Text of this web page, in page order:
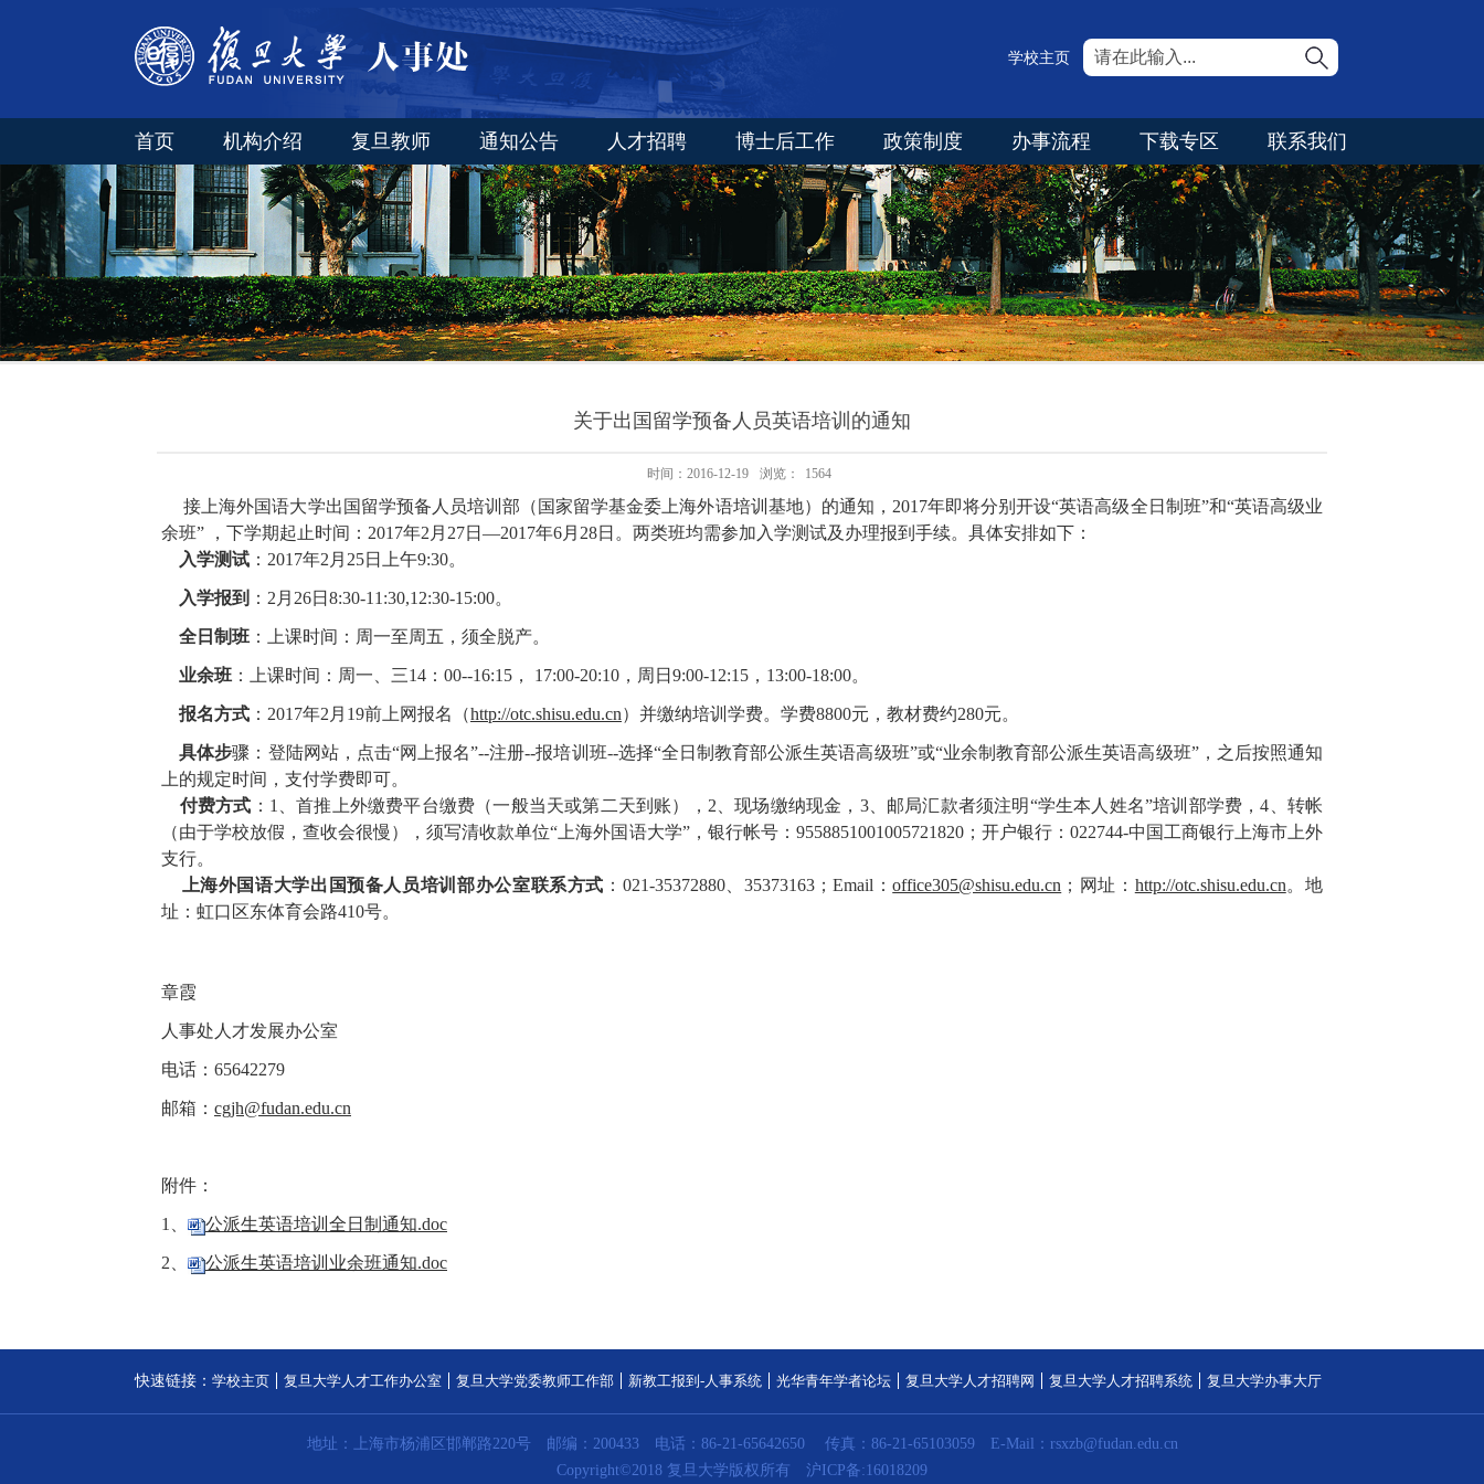
学校主页
首页 机构介绍 复旦教师 通知公告 人才招聘 博士后工作 政策制度 办事流程 下载专区 联系我们
关于出国留学预备人员英语培训的通知
时间：2016-12-19 浏览： 1564
接上海外国语大学出国留学预备人员培训部（国家留学基金委上海外语培训基地）的通知，2017年即将分别开设“英语高级全日制班”和“英语高级业
余班” ，下学期起止时间：2017年2月27日—2017年6月28日。两类班均需参加入学测试及办理报到手续。具体安排如下：
入学测试 ：2017年2月25日上午9:30。
入学报到 ：2月26日8:30-11:30,12:30-15:00。
全日制班 ：上课时间：周一至周五，须全脱产。
业余班 ：上课时间：周一、三14：00--16:15， 17:00-20:10，周日9:00-12:15，13:00-18:00。
报名方式 ：2017年2月19前上网报名（http://otc.shisu.edu.cn）并缴纳培训学费。学费8800元，教材费约280元。
具体步骤：登陆网站，点击“网上报名”--注册--报培训班--选择“全日制教育部公派生英语高级班”或“业余制教育部公派生英语高级班”，之后按照通知
上的规定时间，支付学费即可。
付费方式 ：1、首推上外缴费平台缴费（一般当天或第二天到账），2、现场缴纳现金，3、邮局汇款者须注明“学生本人姓名”培训部学费，4、转帐
（由于学校放假，查收会很慢），须写清收款单位“上海外国语大学”，银行帐号：9558851001005721820；开户银行：022744-中国工商银行上海市上外
支行。
上海外国语大学出国预备人员培训部办公室联系方式 ：021-35372880、35373163；Email：office305@shisu.edu.cn ；网址： http://otc.shisu.edu.cn。地
址：虹口区东体育会路410号。
章霞
人事处人才发展办公室
电话：65642279
邮箱： cgjh@fudan.edu.cn
附件：
1、 公派生英语培训全日制通知.doc
2、 公派生英语培训业余班通知.doc
快速链接： 学校主页 复旦大学人才工作办公室 复旦大学党委教师工作部 新教工报到-人事系统 光华青年学者论坛 复旦大学人才招聘网 复旦大学人才招聘系统 复旦大学办事大厅
地址：上海市杨浦区邯郸路220号 邮编：200433 电话：86-21-65642650 传真：86-21-65103059
E-Mail：rsxzb@fudan.edu.cn
Copyright©2018 复旦大学版权所有
沪ICP备:16018209